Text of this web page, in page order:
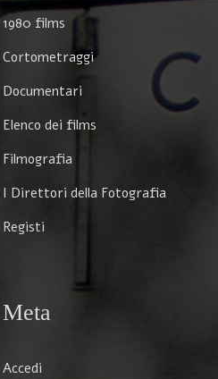
1980 films
Cortometraggi
Documentari
Elenco dei films
Filmografia
I Direttori della Fotografia
Registi
Meta
Accedi